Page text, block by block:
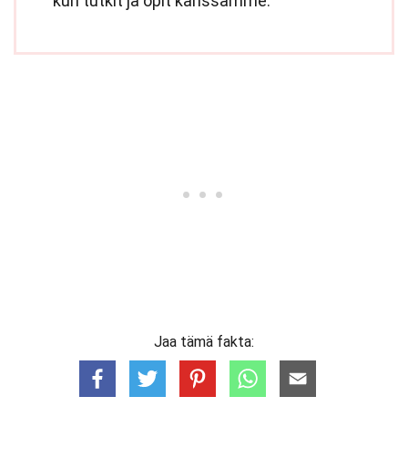
Jaa tämä fakta: